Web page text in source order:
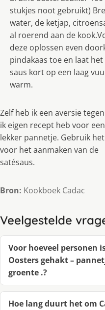
stukjes noot gebruikt)
water, de ketjap,
al roerend aan de
deze oplossen even
pindakaas toe en laat
saus kort op een laag
warm.
Zelf heb ik een aversie
ik eigen recept heb voor
lekker pannetje. Gebruik
voor het aanmaken van de
satésaus.
Bron: Kookboek Cadac
Veelgestelde
Voor hoeveel personen
Oosters gehakt –
groente .?
Hoe lang duurt het om